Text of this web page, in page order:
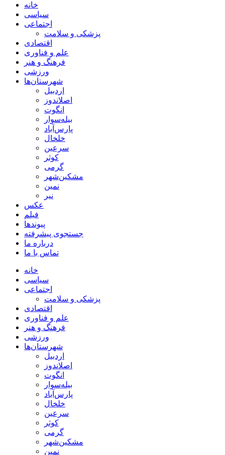
خانه
سیاسی
اجتماعی
پزشکی و سلامت
اقتصادی
علم و فناوری
فرهنگ و هنر
ورزشی
شهرستان‌ها
اردبیل
اصلاندوز
انگوت
بیله‌سوار
پارس‌آباد
خلخال
سرعین
کوثر
گرمی
مشکین‌شهر
نمین
نیر
عکس
فیلم
پیوندها
جستجوی پیشرفته
درباره ما
تماس با ما
خانه
سیاسی
اجتماعی
پزشکی و سلامت
اقتصادی
علم و فناوری
فرهنگ و هنر
ورزشی
شهرستان‌ها
اردبیل
اصلاندوز
انگوت
بیله‌سوار
پارس‌آباد
خلخال
سرعین
کوثر
گرمی
مشکین‌شهر
نمین